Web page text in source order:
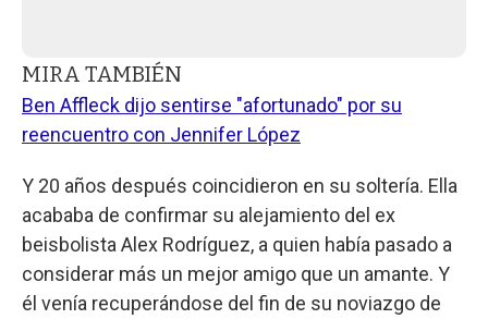
MIRA TAMBIÉN
Ben Affleck dijo sentirse "afortunado" por su
reencuentro con Jennifer López
Y 20 años después coincidieron en su soltería. Ella
acababa de confirmar su alejamiento del ex
beisbolista Alex Rodríguez, a quien había pasado a
considerar más un mejor amigo que un amante. Y
él venía recuperándose del fin de su noviazgo de